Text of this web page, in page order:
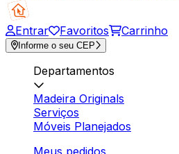
Entrar Favoritos Carrinho
Informe o seu CEP
Departamentos
Madeira Originals
Serviços
Móveis Planejados
Meus pedidos